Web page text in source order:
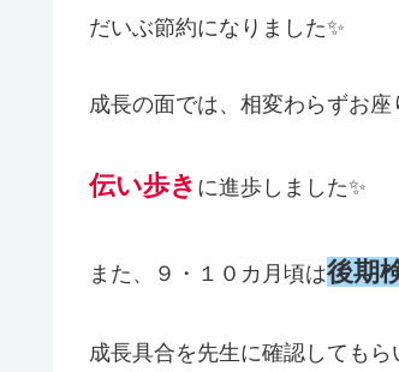
だいぶ節約になりました✨
成長の面では、相変わらずお
伝い歩き に進歩しました✨
また、９・１０カ月頃は後期
成長具合を先生に確認してもら